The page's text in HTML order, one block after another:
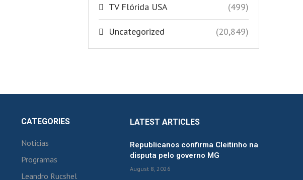
TV Flórida USA (499)
Uncategorized (20,849)
CATEGORIES
Noticias
Programas
Leandro Rucshel
LATEST ARTICLES
Republicanos confirma Cleitinho na
disputa pelo governo MG
August 8, 2026